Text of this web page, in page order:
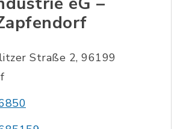
Straße 2, 96199